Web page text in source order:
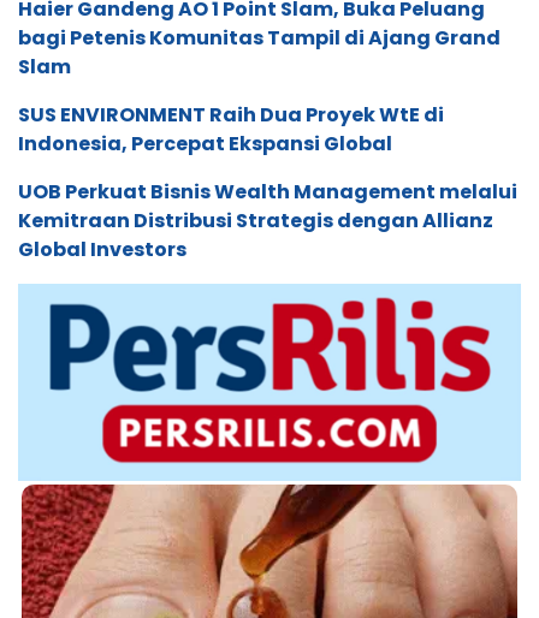
Haier Gandeng AO 1 Point Slam, Buka Peluang
bagi Petenis Komunitas Tampil di Ajang Grand
Slam
SUS ENVIRONMENT Raih Dua Proyek WtE di
Indonesia, Percepat Ekspansi Global
UOB Perkuat Bisnis Wealth Management melalui
Kemitraan Distribusi Strategis dengan Allianz
Global Investors